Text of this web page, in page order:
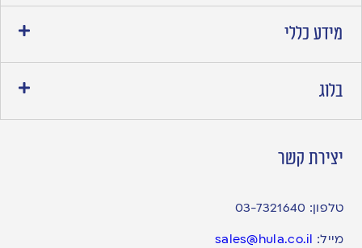
מידע כללי
בלוג
יצירת קשר
טלפון: 03-7321640
מייל: sales@hula.co.il